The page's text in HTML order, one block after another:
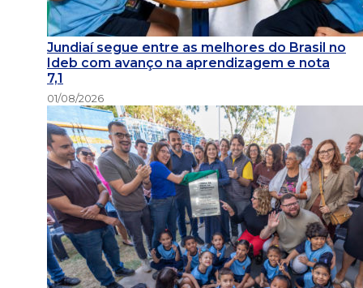
Jundiaí segue entre as melhores do Brasil no
Ideb com avanço na aprendizagem e nota
7,1
01/08/2026